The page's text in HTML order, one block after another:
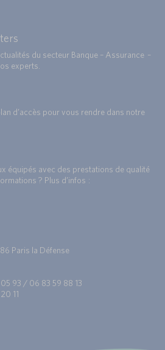
du secteur Banque – Assurance –
experts.
d’accès pour vous rendre dans notre
équipés avec des prestations de qualité
? Plus d’infos :
Paris la Défense
93 / 06 83 59 88 13
11